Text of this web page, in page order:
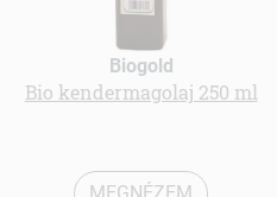
Biogold
Bio kendermagolaj 250 ml
MEGNÉZEM